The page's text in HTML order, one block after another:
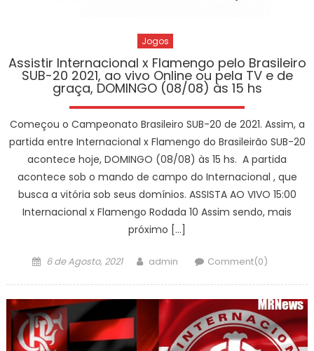
Jogos
Assistir Internacional x Flamengo pelo Brasileiro
SUB-20 2021, ao vivo Online ou pela TV e de
graça, DOMINGO (08/08) às 15 hs
Começou o Campeonato Brasileiro SUB-20 de 2021. Assim, a
partida entre Internacional x Flamengo do Brasileirão SUB-20
acontece hoje, DOMINGO (08/08) às 15 hs. A partida
acontece sob o mando de campo do Internacional , que
busca a vitória sob seus domínios. ASSISTA AO VIVO 15:00
Internacional x Flamengo Rodada 10 Assim sendo, mais
próximo […]
Posted
6 de Agosto, 2021 Author
admin Comment(0)